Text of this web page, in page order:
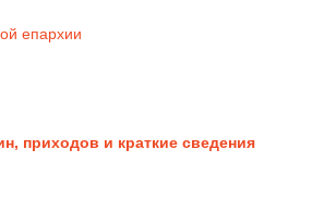
епархии
приходов и краткие сведения